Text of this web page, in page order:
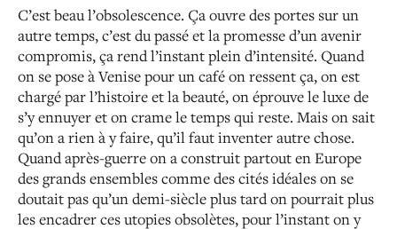
C’est beau l’obsolescence. Ça ouvre des portes sur un
autre temps, c’est du passé et la promesse d’un avenir
compromis, ça rend l’instant plein d’intensité. Quand
on se pose à Venise pour un café on ressent ça, on est
chargé par l’histoire et la beauté, on éprouve le luxe de
s’y ennuyer et on crame le temps qui reste. Mais on sait
qu’on a rien à y faire, qu’il faut inventer autre chose.
Quand après-guerre on a construit partout en Europe
des grands ensembles comme des cités idéales on se
doutait pas qu’un demi-siècle plus tard on pourrait plus
les encadrer ces utopies obsolètes, pour l’instant on y